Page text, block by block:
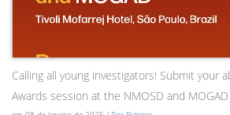
Calling all young investigators! Submit your
Awards session at the NMOSD and